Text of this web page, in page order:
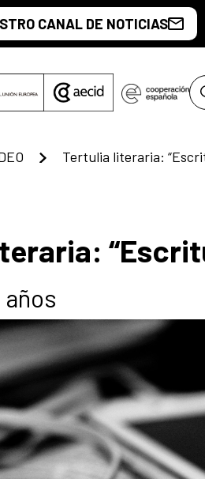
CANAL DE NOTICIAS
Tertulia literaria:
años